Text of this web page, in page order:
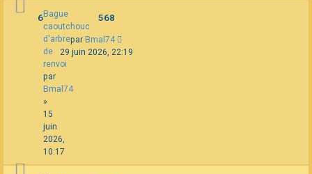
Bague
caoutchouc
d'arbre
de
renvoi
par
Bmal74
»
15
juin
2026,
10:17
6 568
par Bmal74
29 juin 2026, 22:19